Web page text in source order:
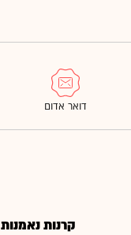
קרנות נאמנות